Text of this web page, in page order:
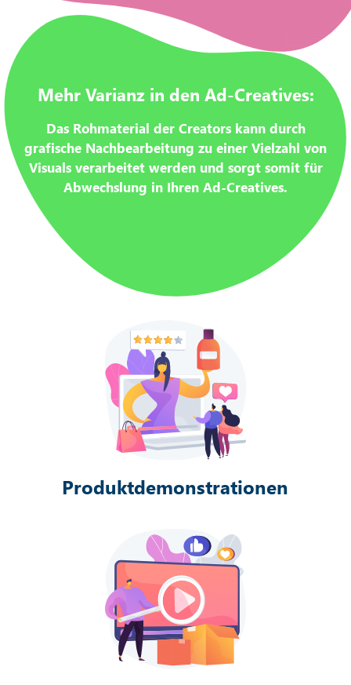
Mehr Varianz in den Ad-Creatives:
Das Rohmaterial der Creators kann durch
grafische Nachbearbeitung zu einer Vielzahl von
Visuals verarbeitet werden und sorgt somit für
Abwechslung in Ihren Ad-Creatives.
Produktdemonstrationen